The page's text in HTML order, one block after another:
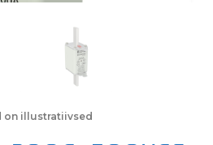
on illustratiivsed